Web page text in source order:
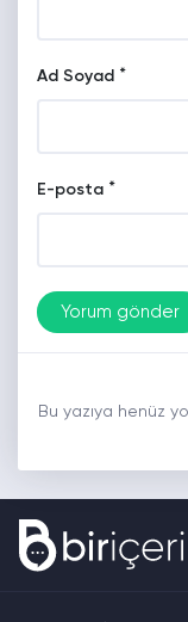
Ad Soyad *
E-posta *
Bu yazıya henüz